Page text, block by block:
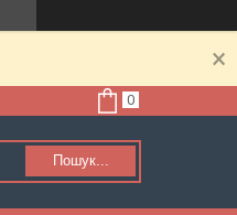
Пошук...